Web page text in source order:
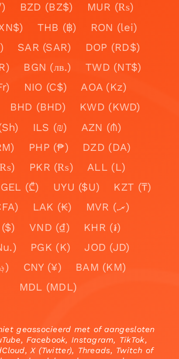
BZD (BZ$)
MUR (₨)
THB (฿)
RON (lei)
SAR (SAR)
DOP (RD$)
BGN (лв.)
TWD (NT$)
NIO (C$)
AOA (Kz)
BHD (BHD)
KWD (KWD)
ILS (₪)
AZN (₼)
PHP (₱)
DZD (DA)
PKR (₨)
ALL (L)
GEL (₾) UYU ($U)
KZT (₸)
LAK (₭)
MVR (.ރ)
VND (₫)
KHR (៛)
PGK (K)
JOD (JD)
AFN (؋)
CNY (¥)
BAM (KM)
MDL (MDL)
geassocieerd met of aangesloten
Facebook, Instagram, TikTok,
X (Twitter), Threads, Twitch of